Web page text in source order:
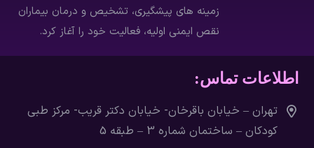
زمینه های پیشگیری، تشخیص و درمان بيماران
نقص ايمني اوليه، فعاليت خود را آغاز كرد.
اطلاعات تماس:
تهران – خيابان باقرخان- خيابان دکتر قريب- مرکز طبی
کودکان – ساختمان شماره 3 – طبقه 5